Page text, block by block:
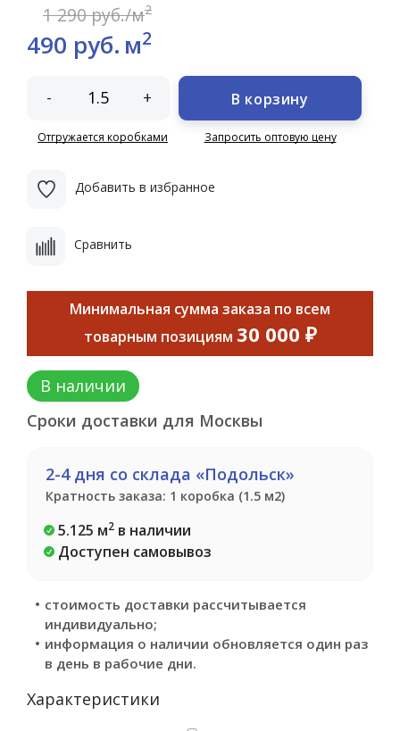
1 290 руб./м2
490 руб. м2
- +
Отгружается коробками
В корзину
Запросить оптовую цену
Добавить в избранное
Сравнить
Минимальная сумма заказа по всем
товарным позициям 30 000 ₽
В наличии
Сроки доставки для Москвы
2-4 дня со склада «Подольск»
Кратность заказа: 1 коробка (1.5 м2)
5.125 м2 в наличии
Доступен самовывоз
стоимость доставки рассчитывается
индивидуально;
информация о наличии обновляется один раз
в день в рабочие дни.
Характеристики